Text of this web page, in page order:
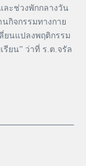
ละช่วงพักกลางวัน
กิจกรรมทางกาย
ยนแปลงพฤติกรรม
รียน” ว่าที่ ร.ต.จรัล